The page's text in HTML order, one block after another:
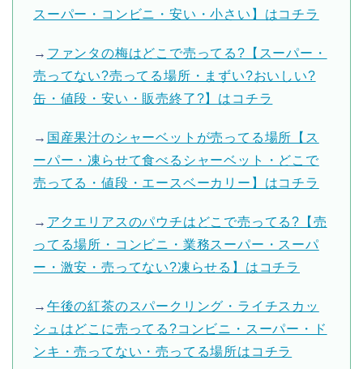
スーパー・コンビニ・安い・小さい】はコチラ
→ ファンタの梅はどこで売ってる?【スーパー・
売ってない?売ってる場所・まずい?おいしい?
缶・値段・安い・販売終了?】はコチラ
→ 国産果汁のシャーベットが売ってる場所【ス
ーパー・凍らせて食べるシャーベット・どこで
売ってる・値段・エースベーカリー】はコチラ
→ アクエリアスのパウチはどこで売ってる?【売
ってる場所・コンビニ・業務スーパー・スーパ
ー・激安・売ってない?凍らせる】はコチラ
→ 午後の紅茶のスパークリング・ライチスカッ
シュはどこに売ってる?コンビニ・スーパー・ド
ンキ・売ってない・売ってる場所はコチラ